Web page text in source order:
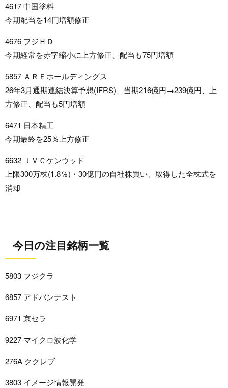
4617 中国塗料
今期配当を14円増額修正
4676 フジＨＤ
今期経常を赤字縮小に上方修正、配当も75円増額
5857 ＡＲＥホールディングス
26年3月通期連結決算予想(IFRS)、当期216億円→239億円、上
方修正、配当も5円増額
6471 日本精工
今期最終を25％上方修正
6632 ＪＶＣケンウッド
上限300万株(1.8％)・30億円の自社株買い、取得した全株式を
消却
今日の注目銘柄一覧
5803 フジクラ
6857 アドバンテスト
6971 京セラ
9227 マイクロ波化学
276A ククレブ
3803 イメージ情報開発